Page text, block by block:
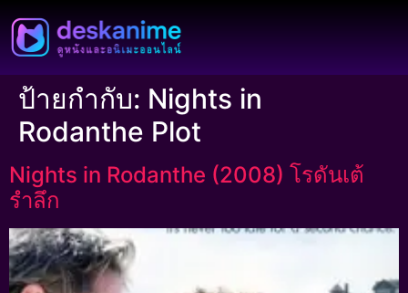
ป้ายกำกับ: Nights in
Rodanthe Plot
Nights in Rodanthe (2008) โรดันเต้
รำลึก